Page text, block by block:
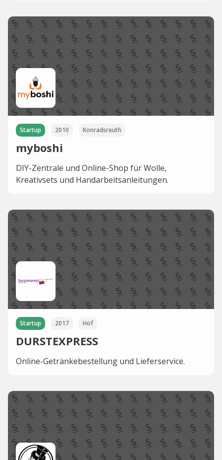
Startup 2010 Konradsreuth
myboshi
DIY-Zentrale und Online-Shop für Wolle,
Kreativsets und Handarbeitsanleitungen.
Startup 2017 Hof
DURSTEXPRESS
Online-Getränkebestellung und Lieferservice.